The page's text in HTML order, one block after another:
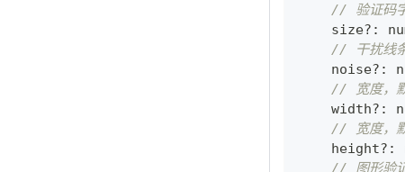
// 验证码
    size
? :
// 干扰线
    noise
? :
// 宽度，
    width
? :
// 宽度，
    height
? :
// 图形验证